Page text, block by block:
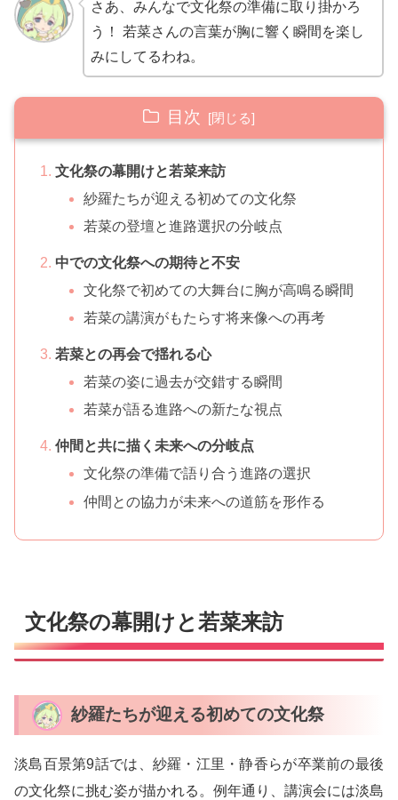
さあ、みんなで文化祭の準備に取り掛かろ
う！ 若菜さんの言葉が胸に響く瞬間を楽し
みにしてるわね。
目次
文化祭の幕開けと若菜来訪
紗羅たちが迎える初めての文化祭
若菜の登壇と進路選択の分岐点
中での文化祭への期待と不安
文化祭で初めての大舞台に胸が高鳴る瞬間
若菜の講演がもたらす将来像への再考
若菜との再会で揺れる心
若菜の姿に過去が交錯する瞬間
若菜が語る進路への新たな視点
仲間と共に描く未来への分岐点
文化祭の準備で語り合う進路の選択
仲間との協力が未来への道筋を形作る
文化祭の幕開けと若菜来訪
紗羅たちが迎える初めての文化祭
淡島百景第9話では、紗羅・江里・静香らが卒業前の最後
の文化祭に挑む姿が描かれる。例年通り、講演会には淡島